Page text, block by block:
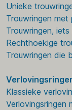
Unieke
Trouwringen
Trouwringen,
Rechthoekige
Trouwringen die
Klassieke
Verlovingsringen